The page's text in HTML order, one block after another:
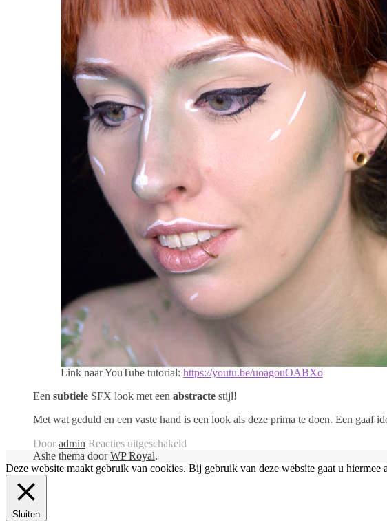
Link naar YouTube tutorial: https://youtu.be/uoagouOABXo
Een subtiele SFX look met een abstracte stijl!
Met wat geduld en een vaste hand is een look als deze prima te doen. Een gaaf
Door admin Reacties uitgeschakeld
in
Ashe thema doorWP Royal.
Deze website maakt gebruik van cookies. Bij gebruik van deze website gaat u hiermee
Sluiten